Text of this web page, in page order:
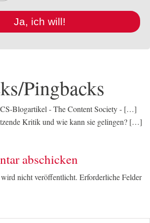
Ja, ich will!
Pingbacks
Blogartikel - The Content Society- […]
Kritik und wie kann sie gelingen? […]
abschicken
nicht veröffentlicht. Erforderliche Felder